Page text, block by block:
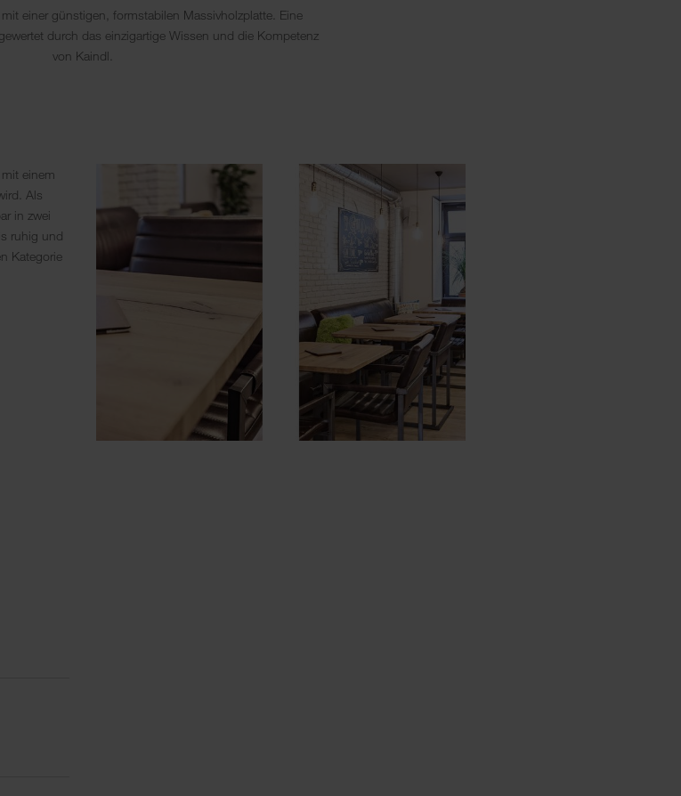
einer günstigen, formstabilen Massivholzplatte. Eine
durch das einzigartige Wissen und die Kompetenz
von Kaindl.
einem
Als
in zwei
ruhig und
Kategorie